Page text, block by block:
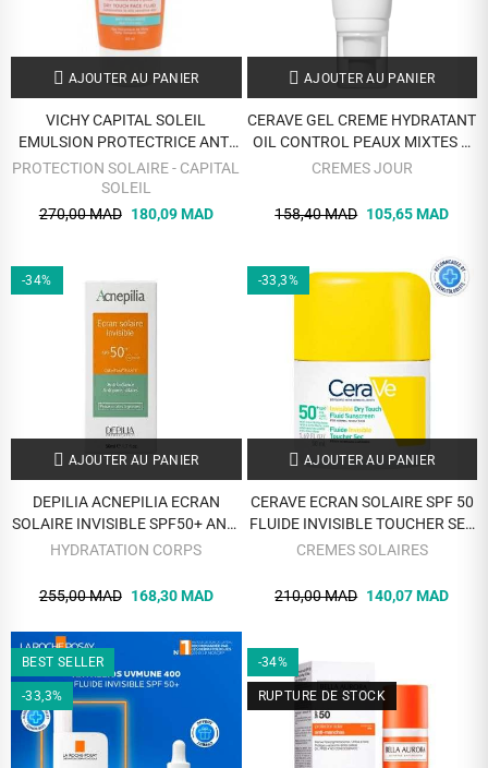
AJOUTER AU PANIER
VICHY CAPITAL SOLEIL
EMULSION PROTECTRICE ANTI
BRILLANCE PEAU MIXTE A
GRASSE SPF 50+ 50 ML
PROTECTION SOLAIRE - CAPITAL
SOLEIL
270,00 MAD 180,09 MAD
AJOUTER AU PANIER
CERAVE GEL CREME HYDRATANT
OIL CONTROL PEAUX MIXTES A
GRASSES 52 ML
CREMES JOUR
158,40 MAD 105,65 MAD
-34%
AJOUTER AU PANIER
DEPILIA ACNEPILIA ECRAN
SOLAIRE INVISIBLE SPF50+ ANTI
BRILLANCE 50 ML
HYDRATATION CORPS
255,00 MAD 168,30 MAD
-33,3%
AJOUTER AU PANIER
CERAVE ECRAN SOLAIRE SPF 50
FLUIDE INVISIBLE TOUCHER SEC
50 ML
CREMES SOLAIRES
210,00 MAD 140,07 MAD
BEST SELLER
-33,3%
-34%
RUPTURE DE STOCK